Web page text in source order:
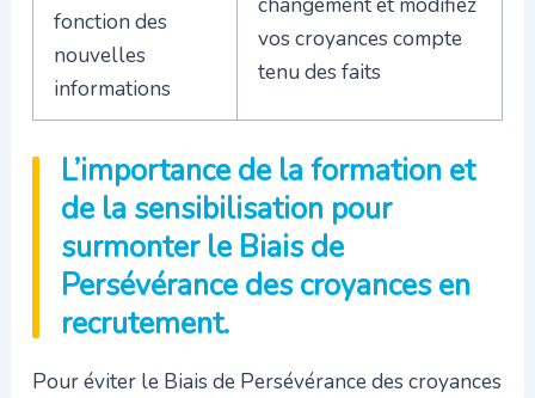
fonction des
nouvelles
informations
vos croyances compte
tenu des faits
L’importance de la formation et
de la sensibilisation pour
surmonter le Biais de
Persévérance des croyances en
recrutement.
Pour éviter le Biais de Persévérance des croyances